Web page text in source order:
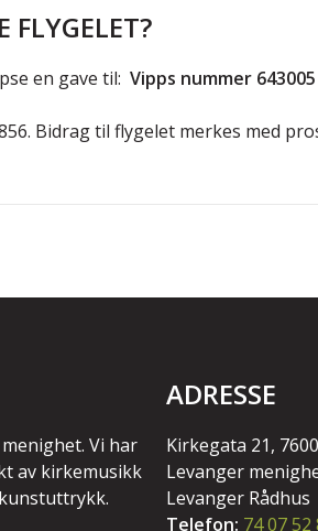
FLYGELET?
en gave til: Vipps nummer 643005
Bidrag til flygelet merkes med
Vi har
av kirkemusikk
ADRESSE
Kirkegata 21,
Levanger
Levanger Rådhus
Telefon: 74 07 52